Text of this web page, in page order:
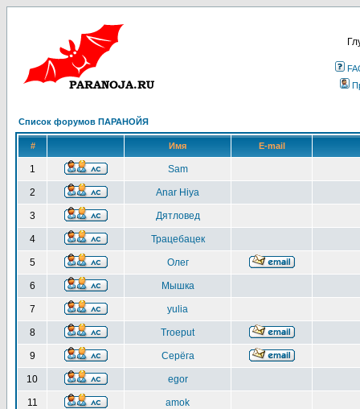
Список форумов ПАРАНОЙЯ
# Имя E-mail
1 Sam
2 Anar Hiya
3 Дятловед
4 Трацебацек
5 Олег
6 Мышка
7 yulia
8 Troeput
9 Серёга
10 egor
11 amok